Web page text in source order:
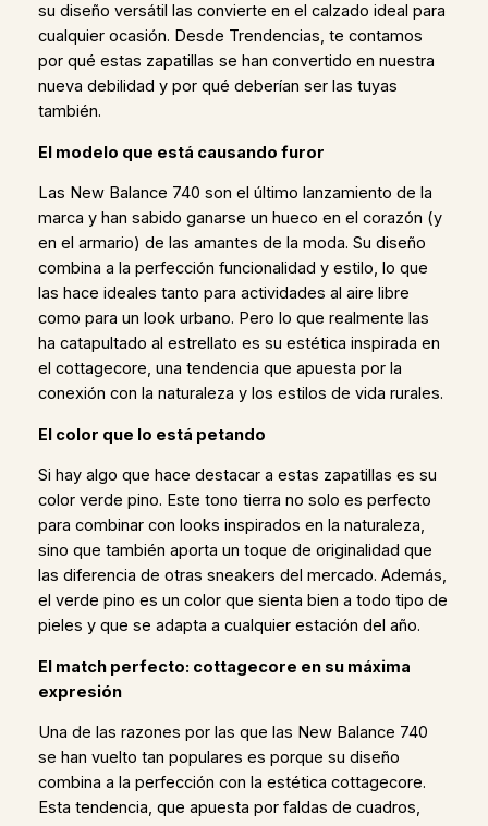
su diseño versátil las convierte en el calzado ideal para
cualquier ocasión. Desde Trendencias, te contamos
por qué estas zapatillas se han convertido en nuestra
nueva debilidad y por qué deberían ser las tuyas
también.
El modelo que está causando furor
Las New Balance 740 son el último lanzamiento de la
marca y han sabido ganarse un hueco en el corazón (y
en el armario) de las amantes de la moda. Su diseño
combina a la perfección funcionalidad y estilo, lo que
las hace ideales tanto para actividades al aire libre
como para un look urbano. Pero lo que realmente las
ha catapultado al estrellato es su estética inspirada en
el cottagecore, una tendencia que apuesta por la
conexión con la naturaleza y los estilos de vida rurales.
El color que lo está petando
Si hay algo que hace destacar a estas zapatillas es su
color verde pino. Este tono tierra no solo es perfecto
para combinar con looks inspirados en la naturaleza,
sino que también aporta un toque de originalidad que
las diferencia de otras sneakers del mercado. Además,
el verde pino es un color que sienta bien a todo tipo de
pieles y que se adapta a cualquier estación del año.
El match perfecto: cottagecore en su máxima
expresión
Una de las razones por las que las New Balance 740
se han vuelto tan populares es porque su diseño
combina a la perfección con la estética cottagecore.
Esta tendencia, que apuesta por faldas de cuadros,